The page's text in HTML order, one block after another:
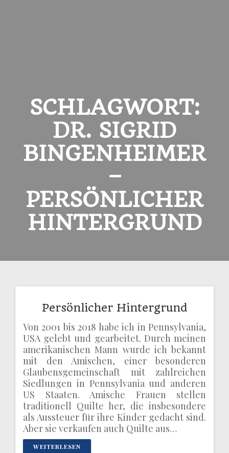
SCHLAGWORT:
DR. SIGRID
BINGENHEIMER
–
PERSÖNLICHER
HINTERGRUND
Persönlicher Hintergrund
Von 2001 bis 2018 habe ich in Pennsylvania,
USA gelebt und gearbeitet. Durch meinen
amerikanischen Mann wurde ich bekannt
mit den Amischen, einer besonderen
Glaubensgemeinschaft mit zahlreichen
Siedlungen in Pennsylvania und anderen
US Staaten. Amische Frauen stellen
traditionell Quilte her, die insbesondere
als Aussteuer für ihre Kinder gedacht sind.
Aber sie verkaufen auch Quilte aus…
WEITERLESEN